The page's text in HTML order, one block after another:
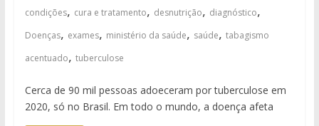
condições, cura e tratamento, desnutrição, diagnóstico,
Doenças, exames, ministério da saúde, saúde, tabagismo
acentuado, tuberculose
Cerca de 90 mil pessoas adoeceram por tuberculose em
2020, só no Brasil. Em todo o mundo, a doença afeta